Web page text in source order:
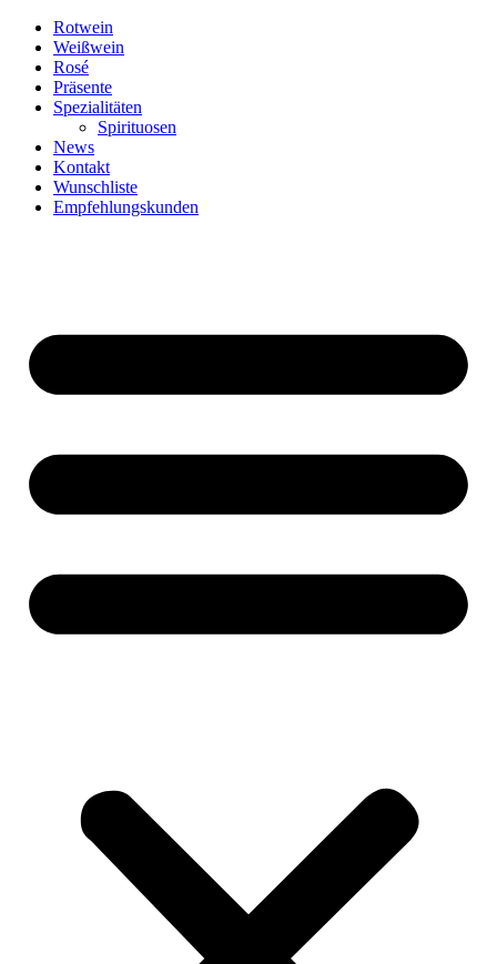
Zum
Inhalt
springen
Rotwein
Weißwein
Rosé
Präsente
Spezialitäten
Spirituosen
News
Kontakt
Wunschliste
Empfehlungskunden